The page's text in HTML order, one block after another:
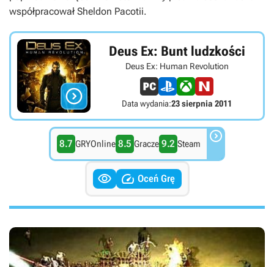
współpracował Sheldon Pacotii.

Deus Ex: Bunt ludzkości
Deus Ex: Human Revolution
Data wydania:23 sierpnia 2011
8.7 GRYOnline 8.5 Gracze 9.2 Steam 
  Oceń Grę